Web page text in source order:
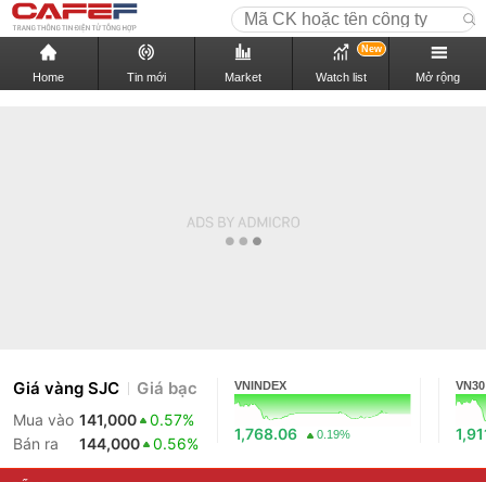
Home Tin mới Market Watch list
New
Mở rộng
Giá vàng SJC Giá bạc
Mua vào 141,000
0.57%
Bán ra
144,000 0.56%
VNINDEX
1,768.06 0.19%
VN30